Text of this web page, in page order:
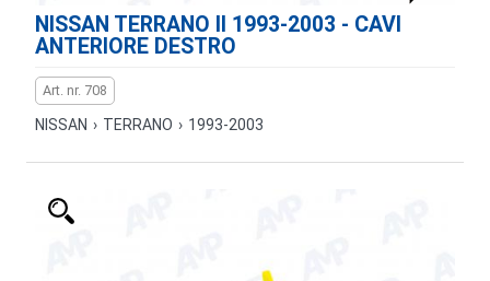
NISSAN TERRANO II 1993-2003 - CAVI
ANTERIORE DESTRO
Art. nr. 708
NISSAN › TERRANO › 1993-2003